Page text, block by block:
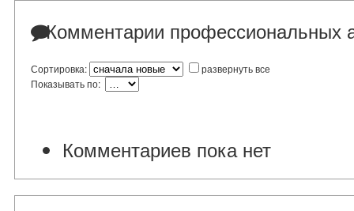
Комментарии профессиональных
Сортировка:
развернуть все
Показывать по:
Комментариев пока нет